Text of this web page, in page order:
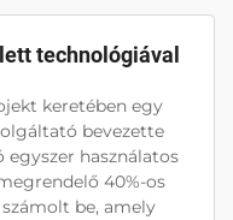
technológiával
keretében egy
bevezette
használatos
40%-os
be, amely